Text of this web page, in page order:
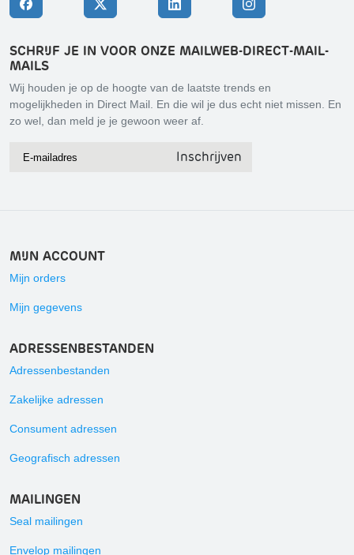
SCHRIJF JE IN VOOR ONZE MAILWEB-DIRECT-MAIL-
MAILS
Wij houden je op de hoogte van de laatste trends en
mogelijkheden in Direct Mail. En die wil je dus echt niet missen. En
zo wel, dan meld je je gewoon weer af.
Inschrijven
MIJN ACCOUNT
Mijn orders
Mijn gegevens
ADRESSENBESTANDEN
Adressenbestanden
Zakelijke adressen
Consument adressen
Geografisch adressen
MAILINGEN
Seal mailingen
Envelop mailingen